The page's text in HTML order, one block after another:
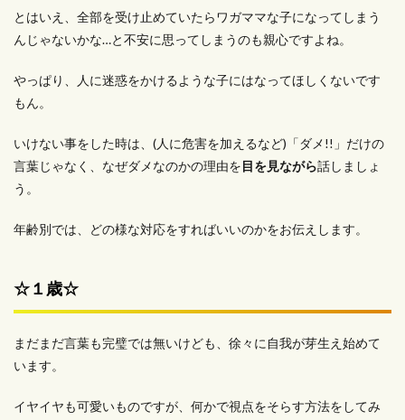
とはいえ、全部を受け止めていたらワガママな子になってしまう
んじゃないかな…と不安に思ってしまうのも親心ですよね。
やっぱり、人に迷惑をかけるような子にはなってほしくないです
もん。
いけない事をした時は、(人に危害を加えるなど)「ダメ!!」だけの
言葉じゃなく、なぜダメなのかの理由を目を見ながら話しましょ
う。
年齢別では、どの様な対応をすればいいのかをお伝えします。
☆１歳☆
まだまだ言葉も完璧では無いけども、徐々に自我が芽生え始めて
います。
イヤイヤも可愛いものですが、何かで視点をそらす方法をしてみ